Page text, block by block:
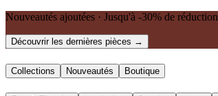
Nouveautés ajoutées · Jusqu'à -30% de réduction
Découvrir les dernières pièces →
Collections Nouveautés Boutique